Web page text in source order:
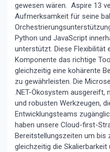
gewesen wären. Aspire 13
Aufmerksamkeit für seine
Python und JavaScript
unterstützt. Diese Flexibilität
Komponente das richtige
gleichzeitig eine kohärente
zu gewährleisten. Die
.NET-Ökosystem ausgereift,
und robusten Werkzeugen,
Entwicklungsteams
haben unsere Cloud-first-
Bereitstellungszeiten um bis
gleichzeitig die